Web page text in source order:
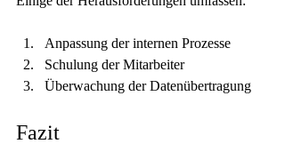
Anpassung der internen Prozesse
Schulung der Mitarbeiter
Überwachung der Datenübertragung
Fazit